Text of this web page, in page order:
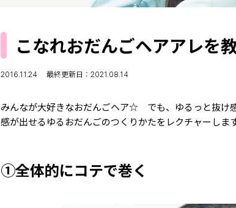
こなれおだんごヘアアレを
2016.11.24 最終更新日：2021.08.14
みんなが大好きなおだんごヘア☆ でも、ゆるっと抜け
感が出せるゆるおだんごのつくりかたをレクチャーしま
①全体的にコテで巻く